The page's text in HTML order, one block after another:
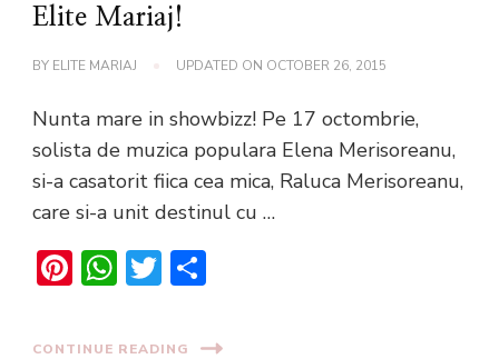
Elite Mariaj!
BY ELITE MARIAJ UPDATED ON OCTOBER 26, 2015
Nunta mare in showbizz! Pe 17 octombrie,
solista de muzica populara Elena Merisoreanu,
si-a casatorit fiica cea mica, Raluca Merisoreanu,
care si-a unit destinul cu …
Pinterest
WhatsApp
Twitter
CONTINUE READING